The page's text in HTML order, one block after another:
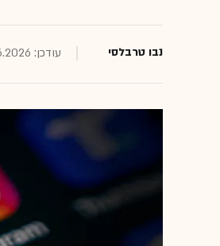
נבו טרבלסי עודכן: 12.06.2026, 18:11